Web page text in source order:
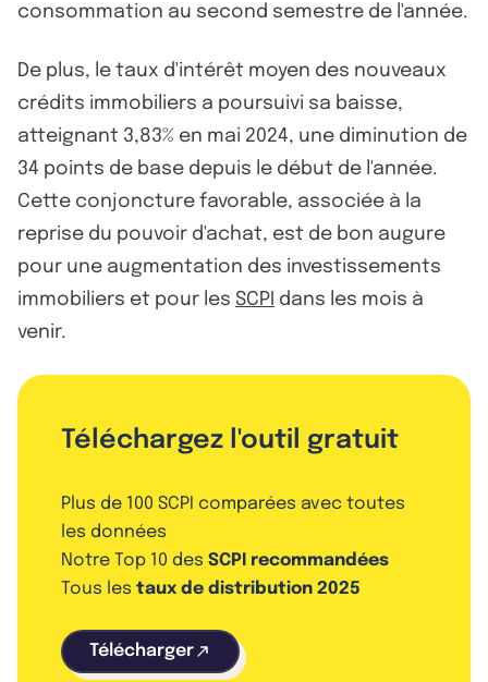
consommation au second semestre de l'année.
De plus, le taux d'intérêt moyen des nouveaux
crédits immobiliers a poursuivi sa baisse,
atteignant 3,83% en mai 2024, une diminution de
34 points de base depuis le début de l'année.
Cette conjoncture favorable, associée à la
reprise du pouvoir d'achat, est de bon augure
pour une augmentation des investissements
immobiliers et pour les SCPI dans les mois à
venir.
Téléchargez l'outil gratuit
Plus de 100 SCPI comparées avec toutes
les données
Notre Top 10 des SCPI recommandées
Tous les taux de distribution 2025
Télécharger